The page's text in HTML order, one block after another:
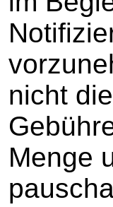
nicht
Menge